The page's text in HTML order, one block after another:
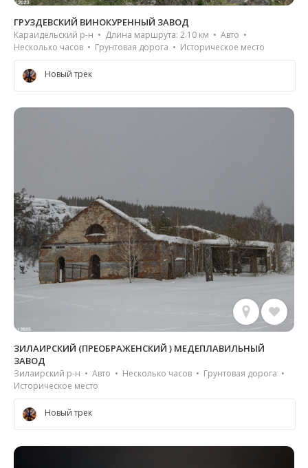
ГРУЗДЕВСКИЙ ВИНОКУРЕННЫЙ ЗАВОД
Караидельский р-н • Длина маршрута: 2.10 км • Авто •
Несколько часов • Грунтовая дорога • Историческое место
Новый трек
ЗИЛАИРСКИЙ (ПРЕОБРАЖЕНСКИЙ ) МЕДЕПЛАВИЛЬНЫЙ
ЗАВОД
Зилаирский р-н • Авто • Несколько часов • Грунтовая дорога •
Историческое место
Новый трек